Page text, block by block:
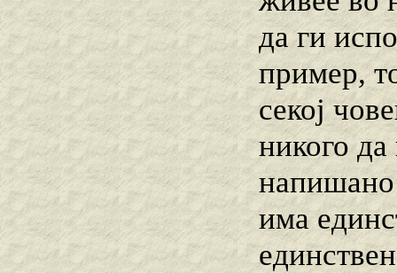
да ги
пример,
секој
никого
напишано
има